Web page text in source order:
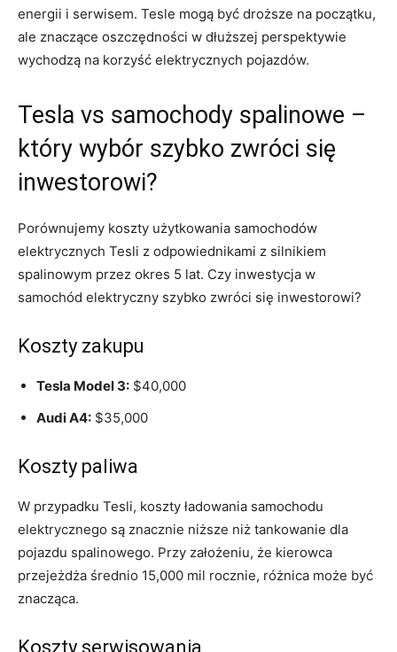
energii i serwisem. ​Tesle mogą być droższe na początku,
ale ⁤znaczące oszczędności w dłuższej perspektywie
wychodzą na korzyść elektrycznych pojazdów.
Tesla vs samochody spalinowe ⁤–
który wybór szybko zwróci się
inwestorowi?
Porównujemy koszty użytkowania samochodów
elektrycznych Tesli z odpowiednikami z silnikiem
spalinowym przez ⁢okres⁤ 5 lat. Czy inwestycja w
samochód elektryczny szybko zwróci się inwestorowi?
Koszty zakupu
Tesla⁤ Model 3: $40,000
Audi‌ A4: ⁢$35,000
Koszty paliwa
W przypadku Tesli, koszty ładowania samochodu
⁤elektrycznego są znacznie⁢ niższe niż tankowanie dla⁣
pojazdu spalinowego. Przy założeniu, że kierowca
przejeżdża średnio 15,000 mil rocznie, różnica może być
znacząca.
Koszty serwisowania